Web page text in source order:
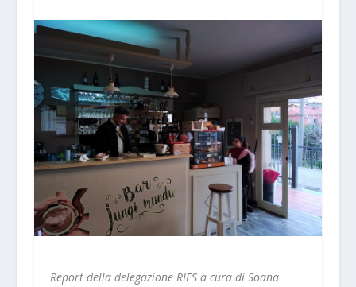
Report della delegazione RIES a cura di Soana